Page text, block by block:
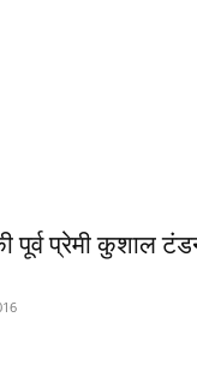
पूर्व प्रेमी कुशाल